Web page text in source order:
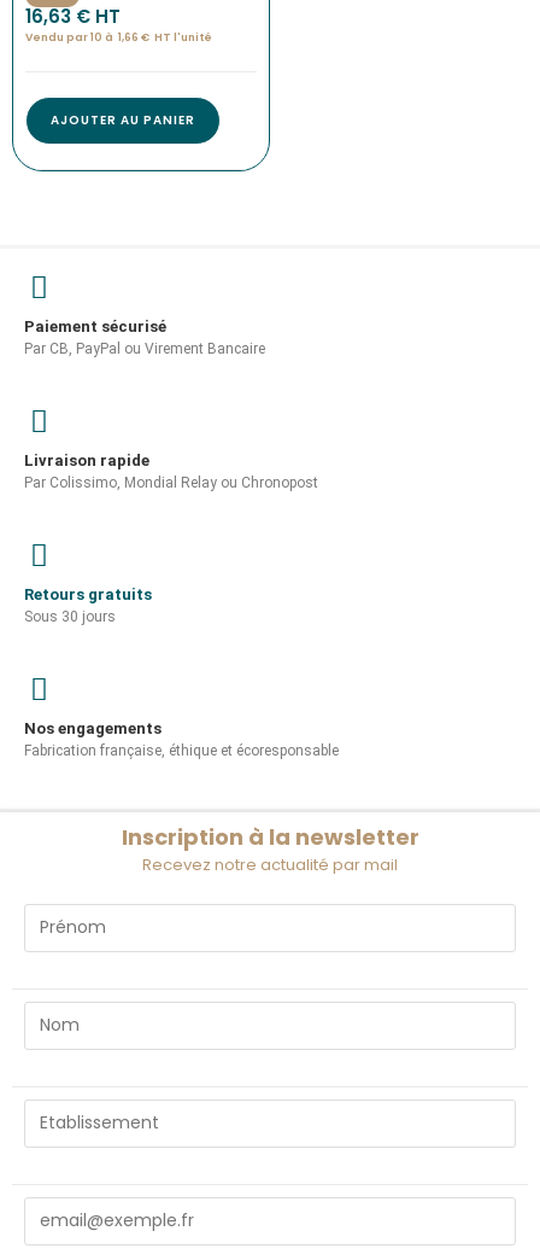
16,63 € HT
Vendu par 10 à 1,66 € HT l'unité
AJOUTER AU PANIER
Paiement sécurisé
Par CB, PayPal ou Virement Bancaire
Livraison rapide
Par Colissimo, Mondial Relay ou Chronopost
Retours gratuits
Sous 30 jours
Nos engagements
Fabrication française, éthique et écoresponsable
Inscription à la newsletter
Recevez notre actualité par mail